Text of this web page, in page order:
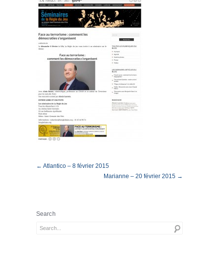
← Atlantico – 8 février 2015
Marianne – 20 février 2015 →
Search